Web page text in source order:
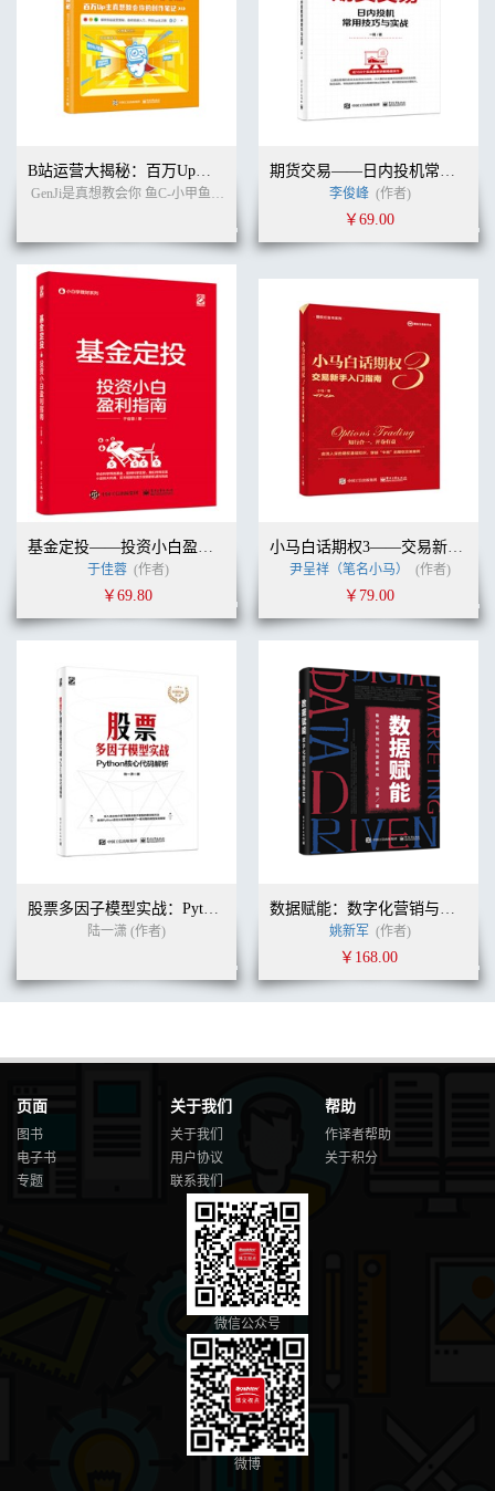
B站运营大揭秘：百万Up主真想教会你的创作笔记
GenJi是真想教会你 鱼C-小甲鱼 阿Test正经比比 编著 (作者)
期货交易——日内投机常用技巧与实战
李俊峰 (作者)
￥69.00
基金定投——投资小白盈利指南
于佳蓉 (作者)
￥69.80
小马白话期权3——交易新手入门指南（全彩）
尹呈祥（笔名小马） (作者)
￥79.00
股票多因子模型实战：Python核心代码解析
陆一潇 (作者)
数据赋能：数字化营销与运营新实战
姚新军 (作者)
￥168.00
页面
图书
电子书
专题
关于我们
关于我们
用户协议
联系我们
帮助
作译者帮助
关于积分
微信公众号
微博